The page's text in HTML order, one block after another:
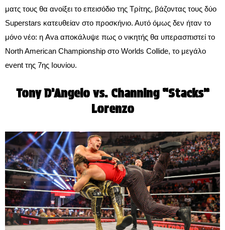
ματς τους θα ανοίξει το επεισόδιο της Τρίτης, βάζοντας τους δύο
Superstars κατευθείαν στο προσκήνιο. Αυτό όμως δεν ήταν το
μόνο νέο: η Ava αποκάλυψε πως ο νικητής θα υπερασπιστεί το
North American Championship στο Worlds Collide, το μεγάλο
event της 7ης Ιουνίου.
Tony D’Angelo vs. Channing “Stacks”
Lorenzo